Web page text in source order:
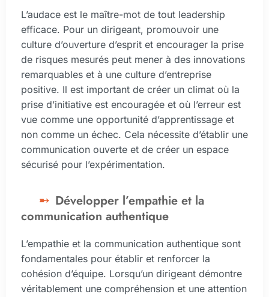
L’audace est le maître-mot de tout leadership
efficace. Pour un dirigeant, promouvoir une
culture d’ouverture d’esprit et encourager la prise
de risques mesurés peut mener à des innovations
remarquables et à une culture d’entreprise
positive. Il est important de créer un climat où la
prise d’initiative est encouragée et où l’erreur est
vue comme une opportunité d’apprentissage et
non comme un échec. Cela nécessite d’établir une
communication ouverte et de créer un espace
sécurisé pour l’expérimentation.
Développer l’empathie et la
communication authentique
L’empathie et la communication authentique sont
fondamentales pour établir et renforcer la
cohésion d’équipe. Lorsqu’un dirigeant démontre
véritablement une compréhension et une attention